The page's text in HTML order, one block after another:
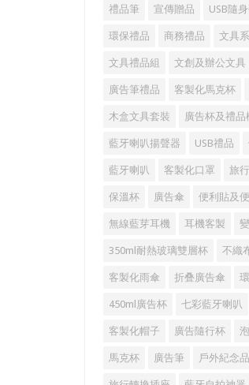
禮品筆 宣傳贈品 USB隨
環保禮品 商務禮品 文具
文具禮品組 文創及辦公文具
廣告筆禮品 客製化馬克杯
木盒文具套裝 廣告杯及禮品
藍牙喇叭揚聲器 USB禮品
藍牙喇叭 客製化口罩 旅
保溫杯 廣告傘 便利貼及
無線藍芽耳機 耳機客製
350ml耐熱玻璃雙層杯 不織
客製化雨傘 折叠廣告傘
450ml廣告杯 七彩藍牙喇叭
客製化帽子 廣告隨行杯
馬克杯 廣告筆 戶外紀念